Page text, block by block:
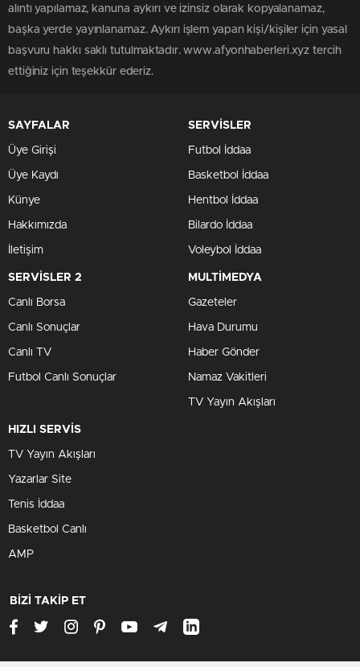
alıntı yapılamaz, kanuna aykırı ve izinsiz olarak kopyalanamaz,
başka yerde yayınlanamaz. Aykırı işlem yapan kişi/kişiler için yasal
başvuru hakkı saklı tutulmaktadır. www.afyonhaberleri.xyz tercih
ettiğiniz için teşekkür ederiz.
SAYFALAR
Üye Girişi
Üye Kaydı
Künye
Hakkımızda
İletişim
SERVİSLER
Futbol İddaa
Basketbol İddaa
Hentbol İddaa
Bilardo İddaa
Voleybol İddaa
SERVİSLER 2
Canlı Borsa
Canlı Sonuçlar
Canlı TV
Futbol Canlı Sonuçlar
MULTİMEDYA
Gazeteler
Hava Durumu
Haber Gönder
Namaz Vakitleri
TV Yayın Akışları
HIZLI SERVİS
TV Yayın Akışları
Yazarlar Site
Tenis İddaa
Basketbol Canlı
AMP
BİZİ TAKİP ET